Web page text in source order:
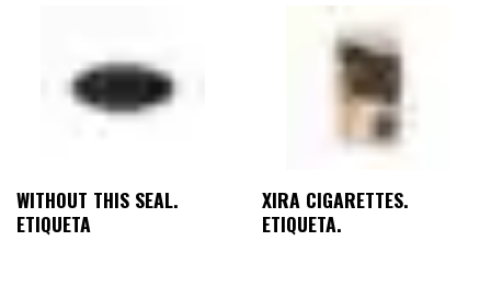
WITHOUT THIS SEAL.
ETIQUETA
XIRA CIGARETTES.
ETIQUETA.